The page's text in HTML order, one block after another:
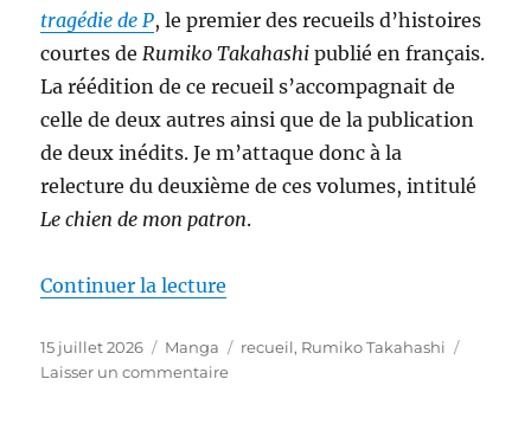
tragédie de P, le premier des recueils d’histoires
courtes deRumiko Takahashi publié en français.
La réédition de ce recueil s’accompagnait de
celle de deux autres ainsi que de la publication
de deux inédits. Je m’attaque donc à la
relecture du deuxième de ces volumes, intitulé
Le chien de mon patron.
Continuer la lecture
Publié
le
15 juillet 2026 Catégories
Manga Étiquettes
recueil, Rumiko Takahashi
Laisser un commentairesur